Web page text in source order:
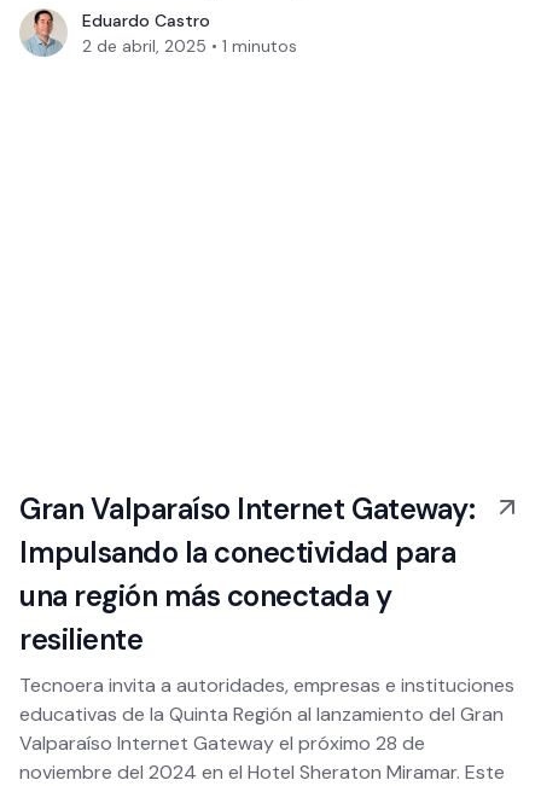
Eduardo Castro
2 de abril, 2025 • 1 minutos
Gran Valparaíso Internet Gateway:
Impulsando la conectividad para
una región más conectada y
resiliente
Tecnoera invita a autoridades, empresas e instituciones
educativas de la Quinta Región al lanzamiento del Gran
Valparaíso Internet Gateway el próximo 28 de
noviembre del 2024 en el Hotel Sheraton Miramar. Este